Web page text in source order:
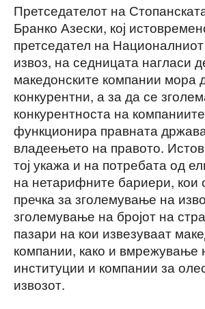
Претседателот на
Бранко Азески, кој
претседател на
извоз, на седницата нагласи
македонските компании мора
конкурентни, а за да се
конкурентноста на
функционира правната
владеењето на правото.
тој укажа и на потребата од
на нетарифните бариери, кои
пречка за зголемување на
зголемување на бројот на
пазари на кои извезуваат
компании, како и вмрежување
институции и компании за
извозот.